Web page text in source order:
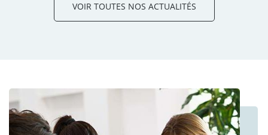
VOIR TOUTES NOS ACTUALITÉS